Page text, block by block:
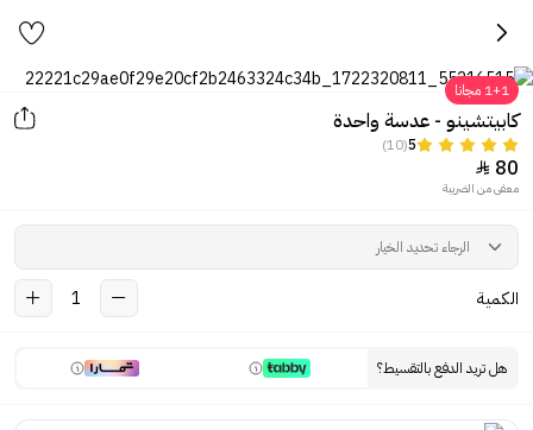
1+1 مجانا
كابيتشينو - عدسة واحدة
5
(10)
80

معفى من الضريبة
الكمية 1
هل تريد الدفع بالتقسيط؟